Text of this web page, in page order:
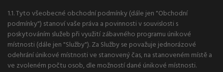
1.1. Tyto všeobecné obchodní podmínky (dále jen "Obchodní
podmínky") stanoví vaše práva a povinnosti v souvislosti s
poskytováním služeb při využití zábavného programu únikové
místnosti (dále jen "Služby"). Za Služby se považuje jednorázové
odehrání únikové místnosti ve stanovený čas, na stanoveném místě a
ve zvoleném počtu osob, dle možností dané únikové místnosti.